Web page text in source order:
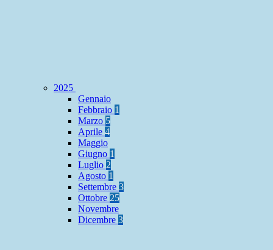
2025
Gennaio
Febbraio 1
Marzo 5
Aprile 4
Maggio
Giugno 1
Luglio 2
Agosto 1
Settembre 3
Ottobre 25
Novembre
Dicembre 3